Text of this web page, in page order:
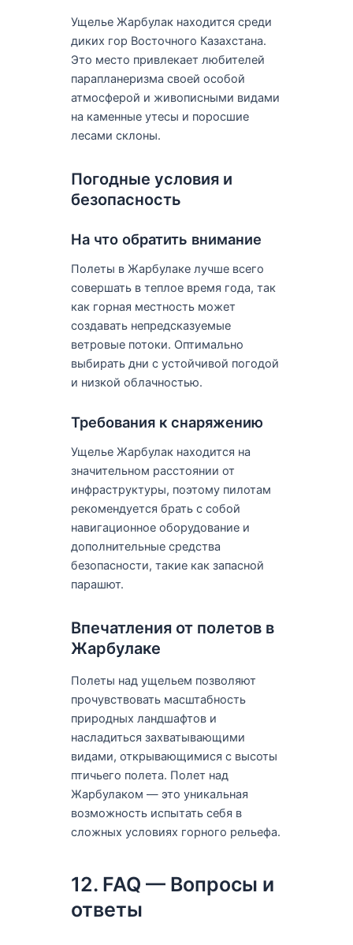
Ущелье Жарбулак находится среди
диких гор Восточного Казахстана.
Это место привлекает любителей
парапланеризма своей особой
атмосферой и живописными видами
на каменные утесы и поросшие
лесами склоны.
Погодные условия и
безопасность
На что обратить внимание
Полеты в Жарбулаке лучше всего
совершать в теплое время года, так
как горная местность может
создавать непредсказуемые
ветровые потоки. Оптимально
выбирать дни с устойчивой погодой
и низкой облачностью.
Требования к снаряжению
Ущелье Жарбулак находится на
значительном расстоянии от
инфраструктуры, поэтому пилотам
рекомендуется брать с собой
навигационное оборудование и
дополнительные средства
безопасности, такие как запасной
парашют.
Впечатления от полетов в
Жарбулаке
Полеты над ущельем позволяют
прочувствовать масштабность
природных ландшафтов и
насладиться захватывающими
видами, открывающимися с высоты
птичьего полета. Полет над
Жарбулаком — это уникальная
возможность испытать себя в
сложных условиях горного рельефа.
12. FAQ — Вопросы и
ответы